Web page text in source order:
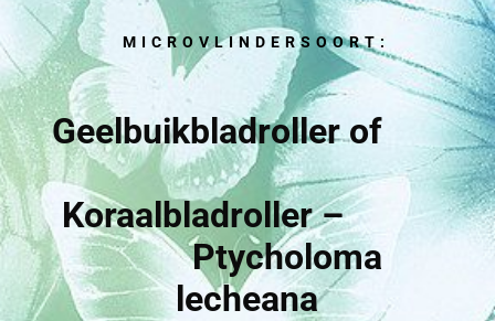
MICROVLINDERSOORT:
Geelbuikbladroller of
Koraalbladroller –
Ptycholoma
lecheana